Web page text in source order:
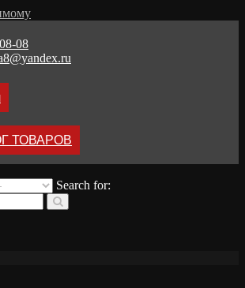
08
ТОВАРОВ
Ауди А8
D3
Search for: